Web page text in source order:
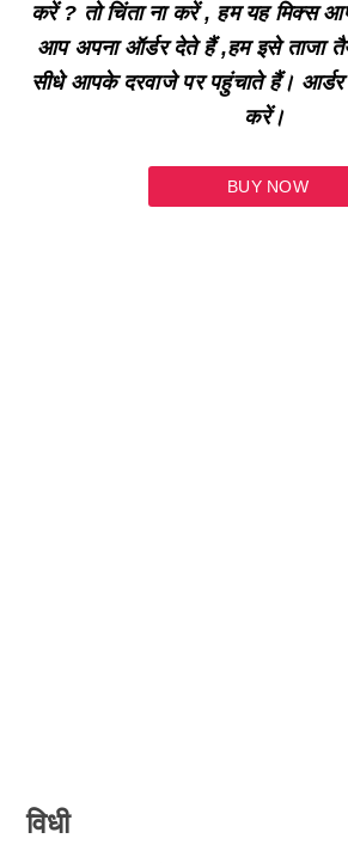
करें ? तो चिंता ना करें , हम यह मिक्स
आप अपना ऑर्डर देते हैं ,हम इसे ताजा
सीधे आपके दरवाजे पर पहुंचाते हैं।
करें।
BUY NOW
विधी